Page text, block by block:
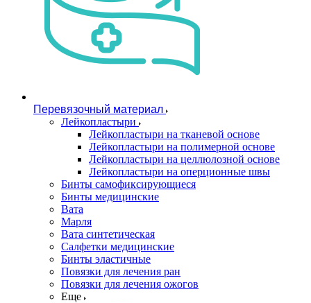
Перевязочный материал
Лейкопластыри
Лейкопластыри на тканевой основе
Лейкопластыри на полимерной основе
Лейкопластыри на целлюлозной основе
Лейкопластыри на оперционные швы
Бинты самофиксирующиеся
Бинты медицинские
Вата
Марля
Вата синтетическая
Салфетки медицинские
Бинты эластичные
Повязки для лечения ран
Повязки для лечения ожогов
Еще